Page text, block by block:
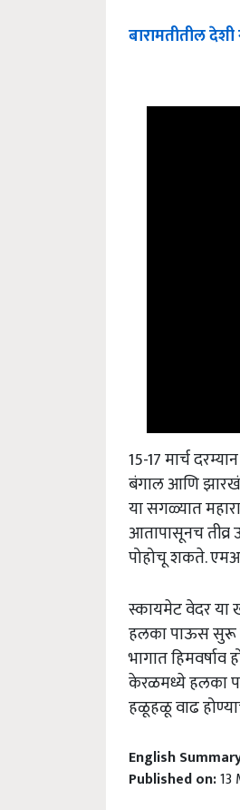
बारामतीतील
15-17 मार्च
बंगाल आणि
या सगळ्यात
आतापासूनच
पोहोचू शकते.
स्कायमेट वेदर या
हलका पाऊस सुरू
भागात
केरळमध्ये हलका
हळूहळू वाढ
English
Published on:13